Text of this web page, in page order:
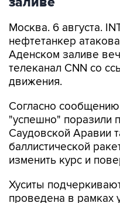
Москва. 6 августа.
Аденском заливе
телеканал CNN со
движения.
Согласно сообщению,
Саудовской Аравии
баллистической
изменить курс и
Хуситы
морской блокады